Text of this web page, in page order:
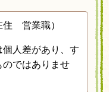
住 営業職）
個人差があり、す
ではありませ